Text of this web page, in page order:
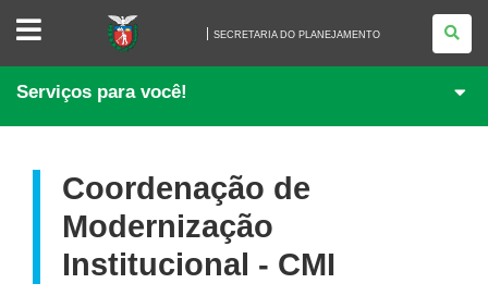
SECRETARIA
PLANEJAMENTO
SECRETARIA DO PLANEJAMENTO
Serviços para você!
Coordenação de
Modernização
Institucional - CMI